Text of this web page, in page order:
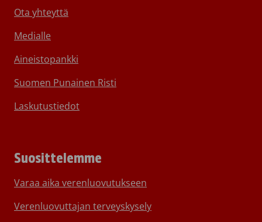
Ota yhteyttä
Medialle
Aineistopankki
Suomen Punainen Risti
Laskutustiedot
Suosittelemme
Varaa aika verenluovutukseen
Verenluovuttajan terveyskysely